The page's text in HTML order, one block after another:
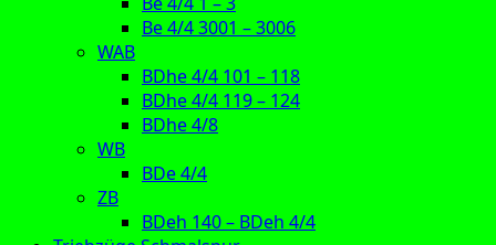
Be 4/4 3001 – 3006
WAB
BDhe 4/4 101 – 118
BDhe 4/4 119 – 124
BDhe 4/8
WB
BDe 4/4
ZB
BDeh 140 – BDeh 4/4